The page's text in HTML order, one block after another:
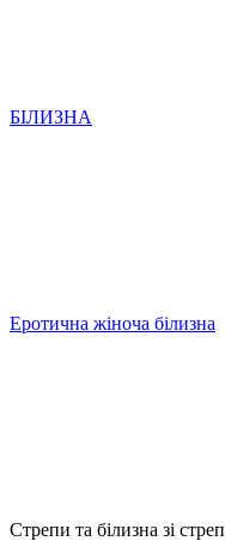
БІЛИЗНА
Еротична жіноча білизна
Стрепи та білизна зі стреп